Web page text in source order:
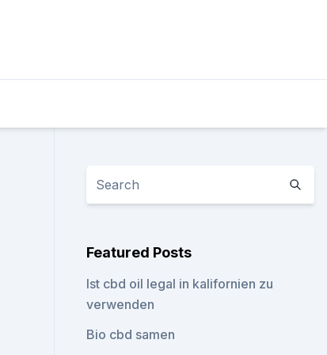
Featured Posts
Ist cbd oil legal in kalifornien zu
verwenden
Bio cbd samen